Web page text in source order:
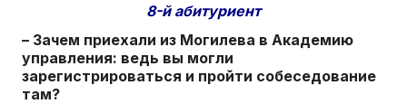
8-й абитуриент
– Зачем приехали из Могилева в Академию
управления: ведь вы могли
зарегистрироваться и пройти собеседование
там?